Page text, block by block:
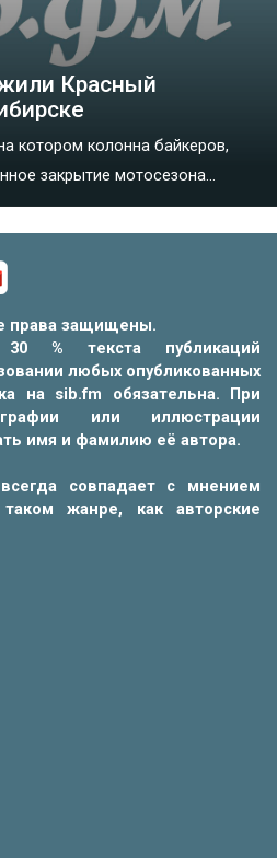
Красный
котором колонна байкеров,
закрытие мотосезона...
права защищены.
30 % текста публикаций
любых опубликованных
на sib.fm обязательна. При
или иллюстрации
имя и фамилию её автора.
совпадает с мнением
жанре, как авторские